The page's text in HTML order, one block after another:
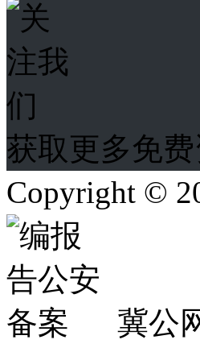
获取更多免
Copyright ©
冀公